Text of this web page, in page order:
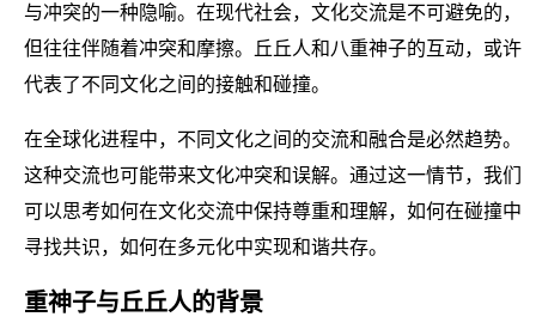
与冲突的一种隐喻。在现代社会，文化交流是不可避免的，
但往往伴随着冲突和摩擦。丘丘人和八重神子的互动，或许
代表了不同文化之间的接触和碰撞。
在全球化进程中，不同文化之间的交流和融合是必然趋势。
这种交流也可能带来文化冲突和误解。通过这一情节，我们
可以思考如何在文化交流中保持尊重和理解，如何在碰撞中
寻找共识，如何在多元化中实现和谐共存。
重神子与丘丘人的背景